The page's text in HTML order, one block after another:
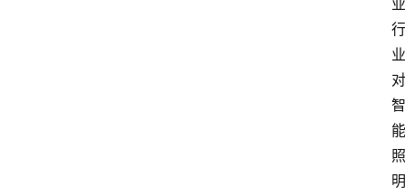
业
行
业
对
智
能
照
明